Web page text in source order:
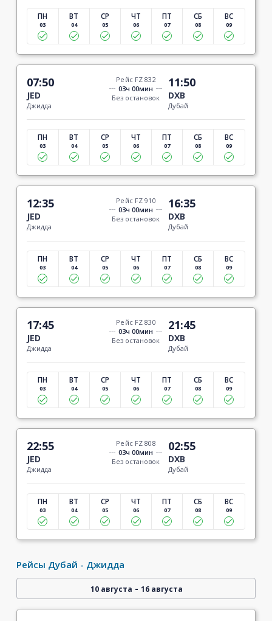
ПН
03
ВТ
04
СР
05
ЧТ
06
ПТ
07
СБ
08
ВС
09
07:50
JED
Джидда
Рейс FZ 832
03ч 00мин
Без остановок
11:50
DXB
Дубай
ПН
03
ВТ
04
СР
05
ЧТ
06
ПТ
07
СБ
08
ВС
09
12:35
JED
Джидда
Рейс FZ 910
03ч 00мин
Без остановок
16:35
DXB
Дубай
ПН
03
ВТ
04
СР
05
ЧТ
06
ПТ
07
СБ
08
ВС
09
17:45
JED
Джидда
Рейс FZ 830
03ч 00мин
Без остановок
21:45
DXB
Дубай
ПН
03
ВТ
04
СР
05
ЧТ
06
ПТ
07
СБ
08
ВС
09
22:55
JED
Джидда
Рейс FZ 808
03ч 00мин
Без остановок
02:55
DXB
Дубай
ПН
03
ВТ
04
СР
05
ЧТ
06
ПТ
07
СБ
08
ВС
09
Рейсы Дубай - Джидда
10 августа - 16 августа